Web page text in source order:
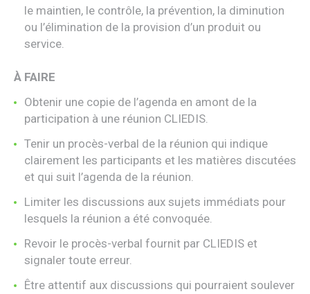
le maintien, le contrôle, la prévention, la diminution
ou l’élimination de la provision d’un produit ou
service.
À FAIRE
Obtenir une copie de l’agenda en amont de la
participation à une réunion CLIEDIS.
Tenir un procès-verbal de la réunion qui indique
clairement les participants et les matières discutées
et qui suit l’agenda de la réunion.
Limiter les discussions aux sujets immédiats pour
lesquels la réunion a été convoquée.
Revoir le procès-verbal fournit par CLIEDIS et
signaler toute erreur.
Être attentif aux discussions qui pourraient soulever